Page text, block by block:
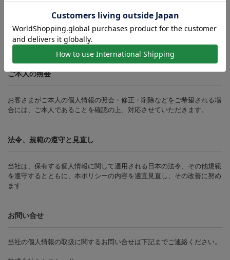
当社は、個人情報の正確性及び安全性確保のために、セキュリティに万
全の対策を講じています。
ご本人の照会
お客さまがご本人の個人情報の照会・修正・削除などをご希望される場
合には、ご本人であることを確認の上、対応させていただきます。
法令、規範の遵守と見直し
当社は、保有する個人情報に関して適用される日本の法令、その他規範
を遵守するとともに、本ポリシーの内容を適宜見直し、その改善に努め
ます
お問い合せ
当社の個人情報の取扱に関するお問い合せは下記までご連絡ください。